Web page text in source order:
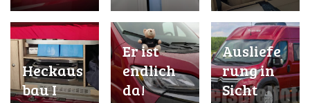
Heckaus
bau I
Er ist
endlich
da!
Ausliefe
rung in
Sicht